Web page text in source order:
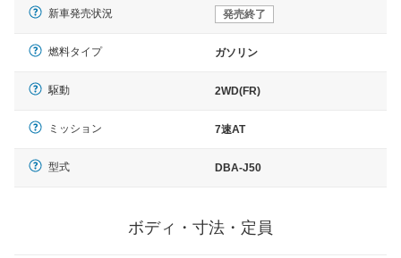
新車発売状況 発売終了
燃料タイプ ガソリン
駆動 2WD(FR)
ミッション 7速AT
型式 DBA-J50
ボディ・寸法・定員